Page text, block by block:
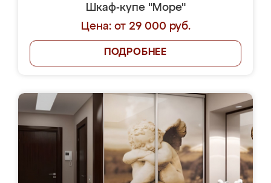
Шкаф-купе "Море"
Цена: от 29 000 руб.
ПОДРОБНЕЕ